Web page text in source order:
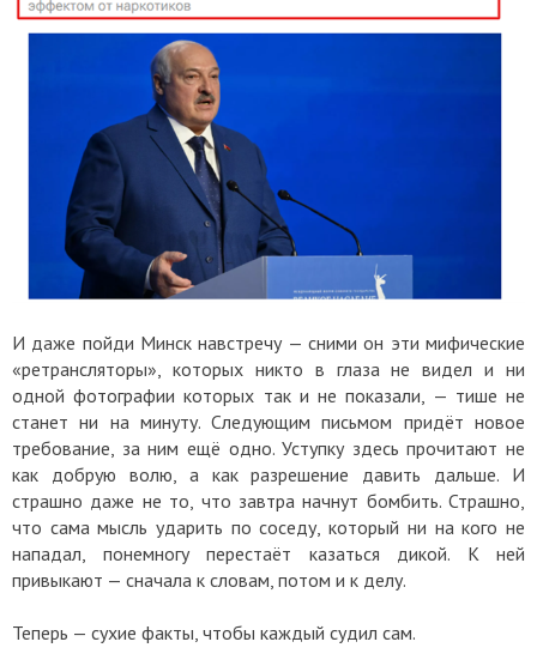
И даже пойди Минск навстречу — сними он эти мифические
«ретрансляторы», которых никто в глаза не видел и ни
одной фотографии которых так и не показали, — тише не
станет ни на минуту. Следующим письмом придёт новое
требование, за ним ещё одно. Уступку здесь прочитают не
как добрую волю, а как разрешение давить дальше. И
страшно даже не то, что завтра начнут бомбить. Страшно,
что сама мысль ударить по соседу, который ни на кого не
нападал, понемногу перестаёт казаться дикой. К ней
привыкают — сначала к словам, потом и к делу.
Теперь — сухие факты, чтобы каждый судил сам.